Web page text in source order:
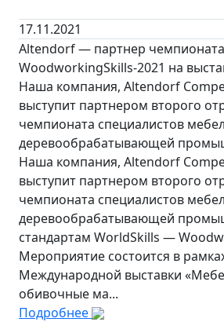
17.11.2021
Altendorf — партнер чемпионата
WoodworkingSkills-2021 на
Наша компания, Altendorf
выступит партнером второго
чемпионата специалистов
деревообрабатывающей
Наша компания, Altendorf
выступит партнером второго
чемпионата специалистов
деревообрабатывающей
стандартам WorldSkills —
Мероприятие состоится в
Международной выставки
обивочные ма...
Подробнее